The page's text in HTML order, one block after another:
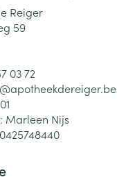
Reiger
59
03 72
apotheekdereiger.be
Marleen Nijs